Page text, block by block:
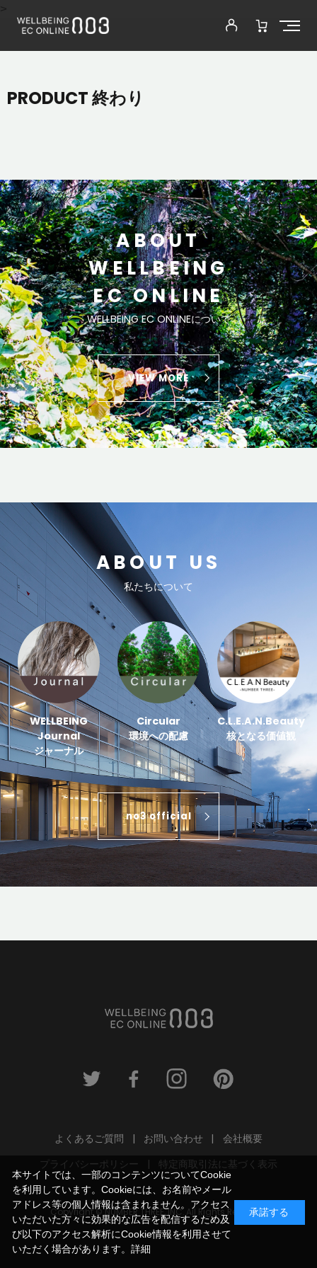
PRODUCT 終わり
ABOUT
WELLBEING
EC ONLINE
WELLBEING EC ONLINEについて
VIEW MORE
ABOUT US
私たちについて
WELLBEING
Journal
ジャーナル
Circular
環境への配慮
C.L.E.A.N.Beauty
核となる価値観
no3 official
よくあるご質問 お問い合わせ
会社概要
プライバシーポリシー
特定商取引法に基づく表示
Copyright © NUMBER THREE, INC. All Rights Reserved.
本サイトでは、一部のコンテンツについてCookie
を利用しています。Cookieには、お名前やメール
アドレス等の個人情報は含まれません。アクセス
いただいた方々に効果的な広告を配信するため及
び以下のアクセス解析にCookie情報を利用させて
いただく場合があります。 詳細
承諾する